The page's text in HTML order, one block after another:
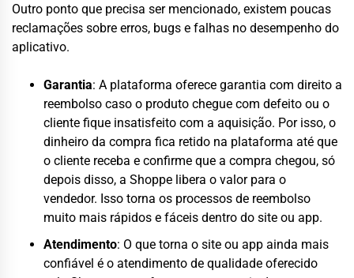
Outro ponto que precisa ser mencionado, existem poucas
reclamações sobre erros, bugs e falhas no desempenho do
aplicativo.
Garantia: A plataforma oferece garantia com direito a
reembolso caso o produto chegue com defeito ou o
cliente fique insatisfeito com a aquisição. Por isso, o
dinheiro da compra fica retido na plataforma até que
o cliente receba e confirme que a compra chegou, só
depois disso, a Shoppe libera o valor para o
vendedor. Isso torna os processos de reembolso
muito mais rápidos e fáceis dentro do site ou app.
Atendimento: O que torna o site ou app ainda mais
confiável é o atendimento de qualidade oferecido